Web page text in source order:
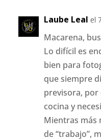
Laube Leal el
Macarena,
Lo difícil es
bien para
que siempre
previsora, por
cocina y
Mientras más
de “trabajo”,